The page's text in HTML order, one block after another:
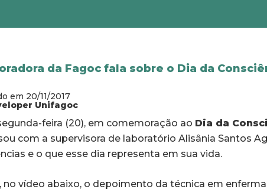
da Fagoc fala sobre o Dia da
em 20/11/2017
Unifagoc
feira (20), em comemoração ao Dia da
com a supervisora de laboratório Alisânia Santos
e o que esse dia representa em sua vida.
no vídeo abaixo, o depoimento da técnica em